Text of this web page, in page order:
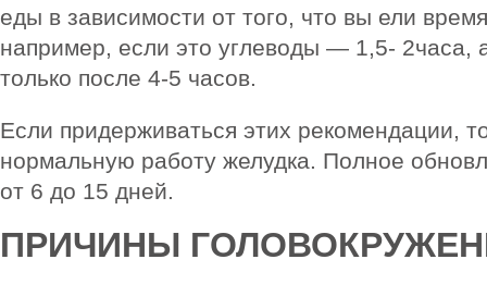
еды в зависимости от того, что вы ели
например, если это углеводы — 1,5- 2часа,
только после 4-5 часов.
Если придерживаться этих рекомендации,
нормальную работу желудка. Полное
от 6 до 15 дней.
ПРИЧИНЫ